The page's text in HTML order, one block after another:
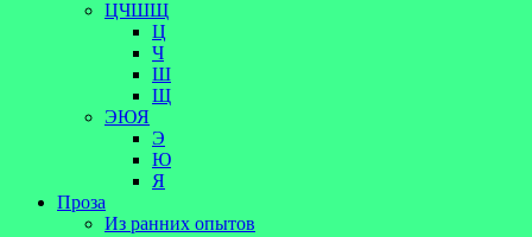
ЦЧШЩ
Ц
Ч
Ш
Щ
ЭЮЯ
Э
Ю
Я
Проза
Из ранних опытов